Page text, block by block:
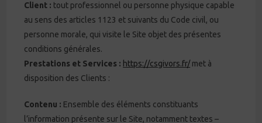
Client : tout professionnel ou personne physique capable
au sens des articles 1123 et suivants du Code civil, ou
personne morale, qui visite le Site objet des présentes
conditions générales.
Prestations et Services : https://csgivors.fr/met à
disposition des Clients :
Contenu : Ensemble des éléments constituants
l’information présente sur le Site, notamment textes –